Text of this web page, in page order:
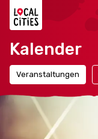
Kalender
Veranstaltungen